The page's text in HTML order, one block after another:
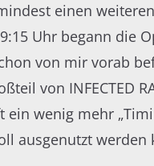
einen
Uhr begann die
von mir vorab
von INFECTED
wenig mehr
ausgenutzt werden